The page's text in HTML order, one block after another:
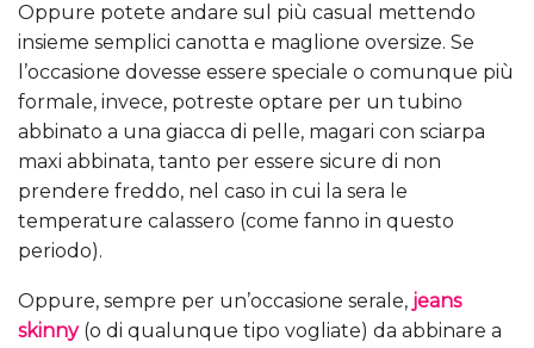
Oppure potete andare sul più casual mettendo
insieme semplici canotta e maglione oversize. Se
l’occasione dovesse essere speciale o comunque più
formale, invece, potreste optare per un tubino
abbinato a una giacca di pelle, magari con sciarpa
maxi abbinata, tanto per essere sicure di non
prendere freddo, nel caso in cui la sera le
temperature calassero (come fanno in questo
periodo).
Oppure, sempre per un’occasione serale, jeans
skinny(o di qualunque tipo vogliate) da abbinare a